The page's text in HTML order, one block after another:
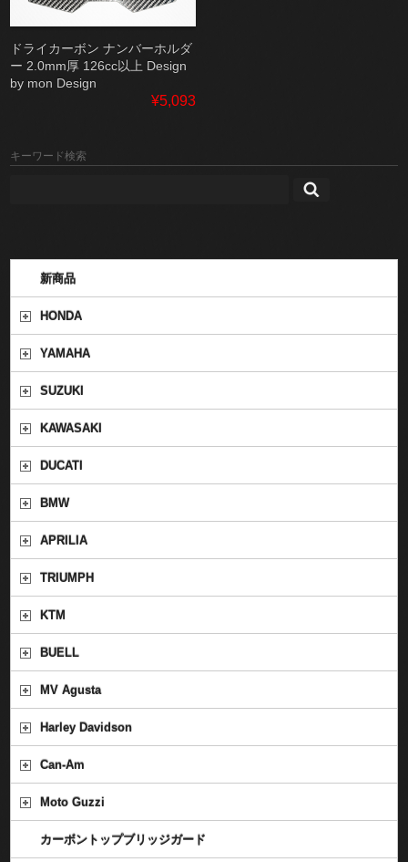
ドライカーボン ナンバーホルダ
ー 2.0mm厚 126cc以上 Design
by mon Design
¥5,093
キーワード検索
新商品
HONDA
YAMAHA
SUZUKI
KAWASAKI
DUCATI
BMW
APRILIA
TRIUMPH
KTM
BUELL
MV Agusta
Harley Davidson
Can-Am
Moto Guzzi
カーボントップブリッジガード